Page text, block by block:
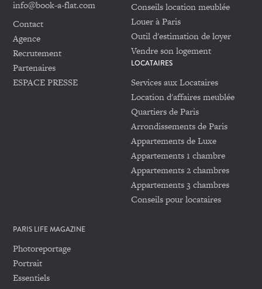
info@book-a-flat.com
Contact
Agence
Recrutement
Partenaires
ESPACE PRESSE
Conseils location meublée
Louer à Paris
Outil d'estimation de loyer
Vendre son logement
LOCATAIRES
Services aux Locataires
Location d'affaires meublée
Quartiers de Paris
Arrondissements de Paris
Appartements de Luxe
Appartements 1 chambre
Appartements 2 chambres
Appartements 3 chambres
Conseils pour locataires
PARIS LIFE MAGAZINE
Photoreportage
Portrait
Essentiels